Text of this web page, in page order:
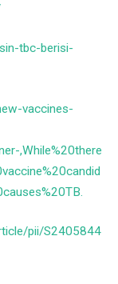
tbc-berisi-
vaccines-
,While%20there
pii/S2405844